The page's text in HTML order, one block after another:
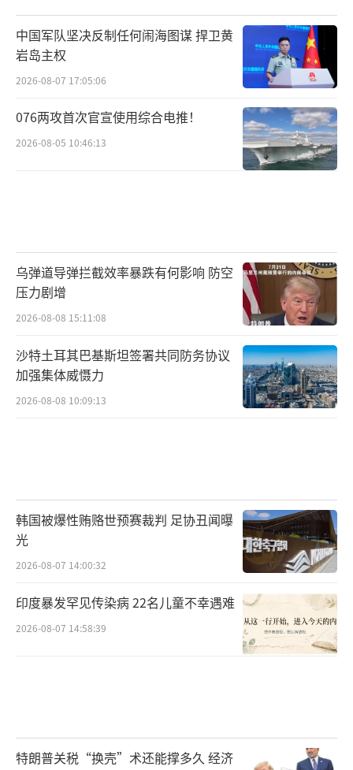
续流动。
伊朗的影子经济和影子金融看起来是政权
维持运转的“天才发明”，但实际上它们的运
转代价几乎全部由普通伊朗老百姓承担。革命
卫队控制的企业不缴税，意味着国家财政收入
的大量缺口必须通过其他方式填补——印钞、对
普通企业和个人加税、削减补贴。影子金融把
s掌控着大量国家财富，但这些财富的分配逻辑
不是“让普通人受惠”，而是“让政权能继续
运转”。
换句话说，伊朗老百姓正在为一个他们看
不见、摸不到的经济体买单。经济崩盘的痛苦
是所有人共同承受的，但财富的流向从来不对
有能力对伊朗发动打击，但全面入侵意味着巨
大的美军伤亡、地区大战的连锁反应、油价飙
升和全球经济动荡。伊拉克战争的教训表明，
没有建立起一个稳定的伊拉克。伊朗比伊拉克
更大、更复杂、军事力量也更强。
目标不是美国从外面把伊朗推翻，而是让伊朗
中国军队坚决反制任何闹海图谋 捍卫黄
岩岛主权
2026-08-07 17:05:06
076两攻首次官宣使用综合电推！
2026-08-05 10:46:13
乌弹道导弹拦截效率暴跌有何影响 防空
压力剧增
2026-08-08 15:11:08
沙特土耳其巴基斯坦签署共同防务协议
加强集体威慑力
2026-08-08 10:09:13
韩国被爆性贿赂世预赛裁判 足协丑闻曝
光
2026-08-07 14:00:32
印度暴发罕见传染病 22名儿童不幸遇难
2026-08-07 14:58:39
特朗普关税“换壳”术还能撑多久 经济